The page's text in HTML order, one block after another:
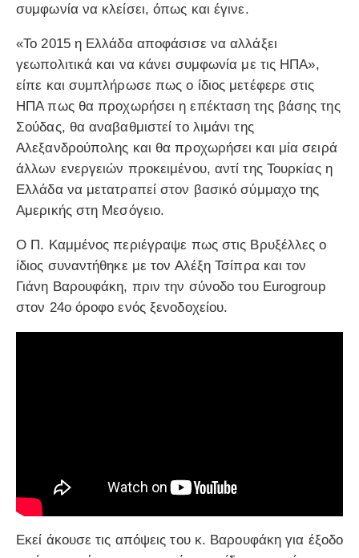
συμφωνία να κλείσει, όπως και έγινε.
«Το 2015 η Ελλάδα αποφάσισε να αλλάξει
γεωπολιτικά και να κάνει συμφωνία με τις ΗΠΑ»,
είπε και συμπλήρωσε πως ο ίδιος μετέφερε στις
ΗΠΑ πως θα προχωρήσει η επέκταση της βάσης της
Σούδας, θα αναβαθμιστεί το λιμάνι της
Αλεξανδρούπολης και θα προχωρήσει και μία σειρά
άλλων ενεργειών προκειμένου, αντί της Τουρκίας η
Ελλάδα να μετατραπεί στον βασικό σύμμαχο της
Αμερικής στη Μεσόγειο.
Ο Π. Καμμένος περιέγραψε πως στις Βρυξέλλες ο
ίδιος συναντήθηκε με τον Αλέξη Τσίπρα και τον
Γιάνη Βαρουφάκη, πριν την σύνοδο του Eurogroup
στον 24ο όροφο ενός ξενοδοχείου.
Εκεί άκουσε τις απόψεις του κ. Βαρουφάκη για έξοδο